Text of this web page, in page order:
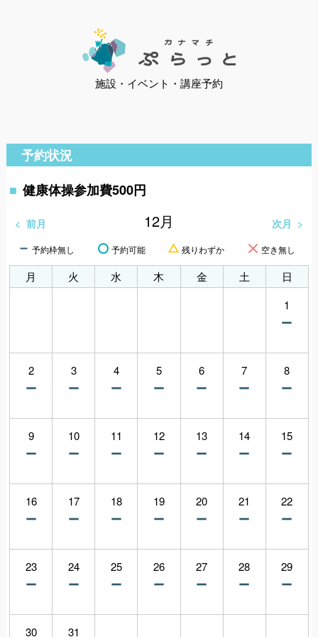
施設・イベント・講座予約
予約状況
健康体操参加費500円
前月 12月 次月
予約枠無し 予約可能 残りわずか 空き無し
月 火 水 木 金 土
日
1
2 3 4 5 6 7 8
9 10 11 12 13 14 15
16 17 18 19 20 21 22
23 24 25 26 27 28 29
30 31